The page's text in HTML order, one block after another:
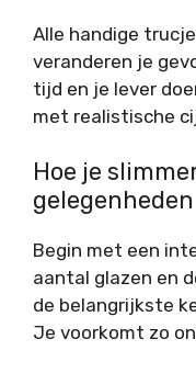
Alle handige
veranderen je
tijd en je lever
met realistische
Hoe je
gelegenheden
Begin met een
aantal glazen en
de belangrijkste
Je voorkomt zo